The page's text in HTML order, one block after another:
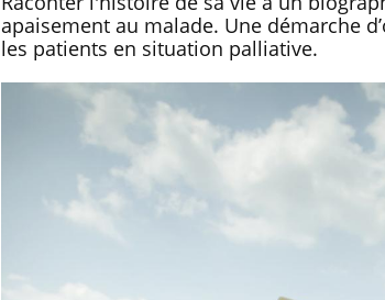
apaisement au malade. Une démarche
les patients en situation palliative.